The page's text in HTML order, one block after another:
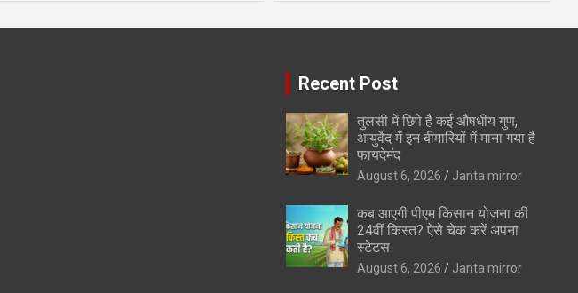
Recent Post
तुलसी में छिपे हैं कई औषधीय गुण,
आयुर्वेद में इन बीमारियों में माना गया है
फायदेमंद
August 6, 2026 Janta mirror
कब आएगी पीएम किसान योजना की
24वीं किस्त? ऐसे चेक करें अपना
स्टेटस
August 6, 2026 Janta mirror